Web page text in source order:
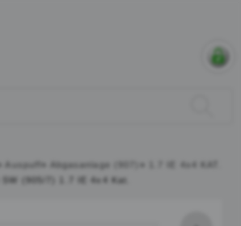
Auspuff » Abgasanlage (907) »
SW (905/7) 1.7 IE 4x4 Kat.